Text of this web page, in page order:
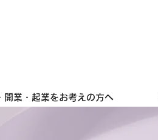
開業・起業をお考えの方へ